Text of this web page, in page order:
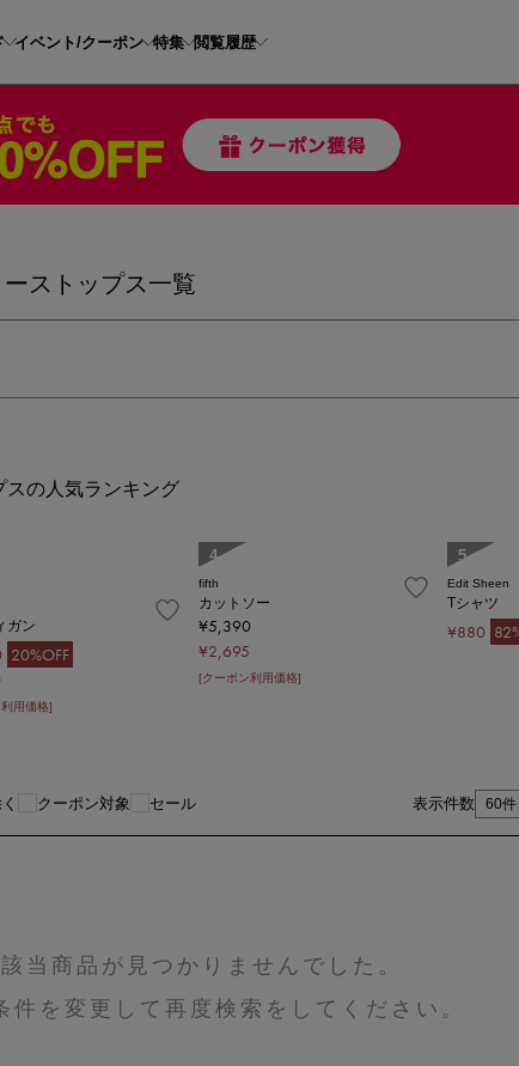
イベント/クーポン 特集 閲覧履歴
ーストップス一覧
スの人気ランキング
ガン
20%OFF
用価格]
4
fifth
カットソー
¥5,390
¥2,695
[クーポン利用価格]
5
Edit Sheen
Tシャツ
¥880
クーポン対象 セール 表示件数
該当商品が見つかりませんでした。
件を変更して再度検索をしてください。